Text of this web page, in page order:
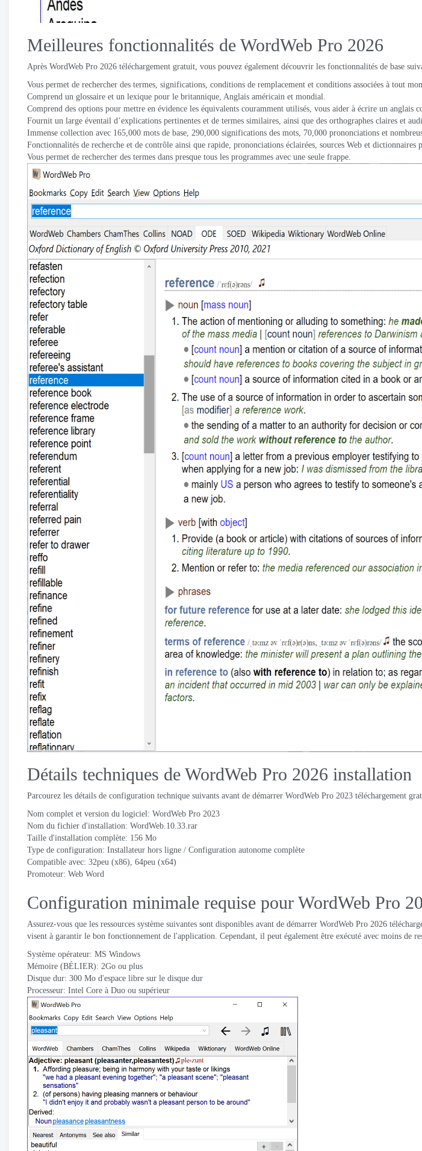
Meilleures fonctionnalités de WordWeb Pro 2026
Après WordWeb Pro 2026 téléchargement gratuit, vous pouvez également découvrir les fonctionnalités de base
Vous permet de rechercher des termes, significations, conditions de remplacement et conditions associées à tout
Comprend un glossaire et un lexique pour le britannique, Anglais américain et mondial.
Comprend des options pour mettre en évidence les équivalents couramment utilisés, vous aider à écrire un anglais
Fournit un large éventail d’explications pertinentes et de termes similaires, ainsi que des orthographes claires et
Immense collection avec 165,000 mots de base, 290,000 significations des mots, 70,000 prononciations et
Fonctionnalités de recherche et de contrôle ainsi que rapide, prononciations éclairées, sources Web et dictionnaires
Vous permet de rechercher des termes dans presque tous les programmes avec une seule frappe.
Détails techniques de WordWeb Pro 2026 installation
Parcourez les détails de configuration technique suivants avant de démarrer WordWeb Pro 2023 téléchargement
Nom complet et version du logiciel: WordWeb Pro 2023
Nom du fichier d'installation: WordWeb.10.33.rar
Taille d'installation complète: 156 Mo
Type de configuration: Installateur hors ligne / Configuration autonome complète
Compatible avec: 32peu (x86), 64peu (x64)
Promoteur: Web Word
Configuration minimale requise pour WordWeb Pro
Assurez-vous que les ressources système suivantes sont disponibles avant de démarrer WordWeb Pro 2026
visent à garantir le bon fonctionnement de l'application. Cependant, il peut également être exécuté avec moins de
Système opérateur: MS Windows
Mémoire (BÉLIER): 2Go ou plus
Disque dur: 300 Mo d'espace libre sur le disque dur
Processeur: Intel Core à Duo ou supérieur